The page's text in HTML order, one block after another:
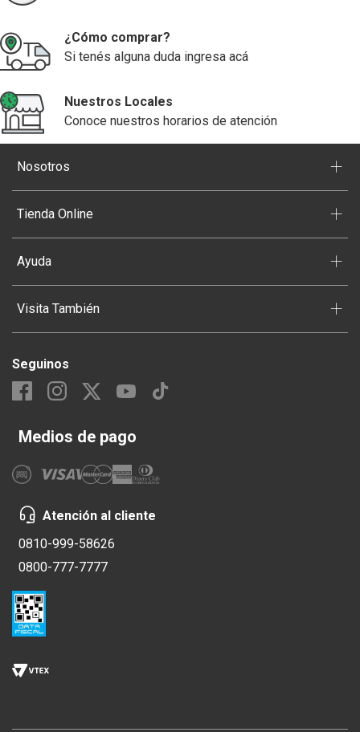
¿Cómo comprar?
Si tenés alguna duda ingresa acá
Nuestros Locales
Conoce nuestros horarios de atención
Nosotros +
Tienda Online +
Ayuda +
Visita También +
Seguinos
Medios de pago
Atención al cliente
0810-999-58626
0800-777-7777